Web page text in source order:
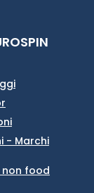
- Marchi
food